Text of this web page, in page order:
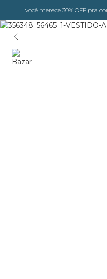
você merece 30% OFF pra